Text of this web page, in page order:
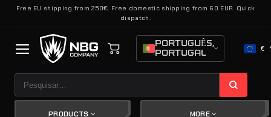
SkipFree EU shipping from 250€. Free domestic shipping from 60 EUR. Quick
dispatch.
PORTUGUÊS,
PORTUGAL
€
por:
PRODUCTS MORE